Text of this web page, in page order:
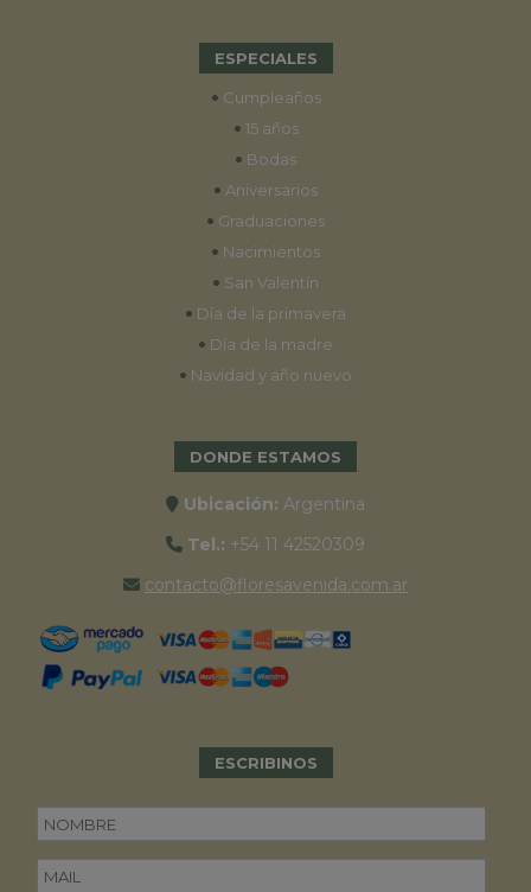
ESPECIALES
• Cumpleaños
• 15 años
• Bodas
• Aniversarios
• Graduaciones
• Nacimientos
• San Valentín
• Día de la primavera
• Día de la madre
• Navidad y año nuevo
DONDE ESTAMOS
Ubicación: Argentina
Tel.: +54 11 42520309
contacto@floresavenida.com.ar
ESCRIBINOS